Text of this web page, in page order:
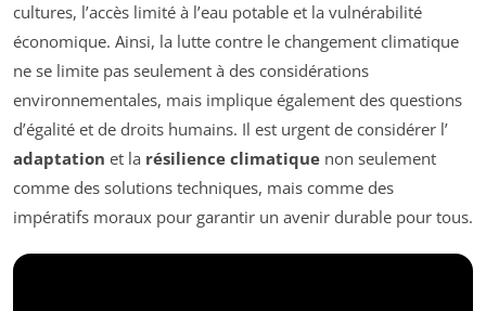
cultures, l’accès limité à l’eau potable et la vulnérabilité
économique. Ainsi, la lutte contre le changement climatique
ne se limite pas seulement à des considérations
environnementales, mais implique également des questions
d’égalité et de droits humains. Il est urgent de considérer l’
adaptation et la résilience climatique non seulement
comme des solutions techniques, mais comme des
impératifs moraux pour garantir un avenir durable pour tous.